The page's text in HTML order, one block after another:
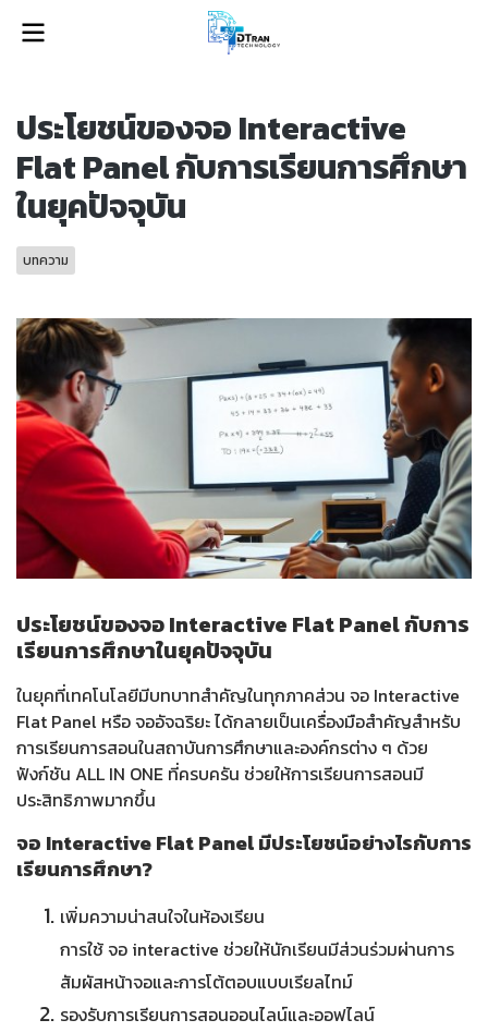
ประโยชน์ของจอ Interactive
Flat Panel กับการเรียนการศึกษา
ในยุคปัจจุบัน
บทความ
ประโยชน์ของจอ Interactive Flat Panel กับการ
เรียนการศึกษาในยุคปัจจุบัน
ในยุคที่เทคโนโลยีมีบทบาทสำคัญในทุกภาคส่วน จอ Interactive
Flat Panel หรือ จออัจฉริยะ ได้กลายเป็นเครื่องมือสำคัญสำหรับ
การเรียนการสอนในสถาบันการศึกษาและองค์กรต่าง ๆ ด้วย
ฟังก์ชัน ALL IN ONE ที่ครบครัน ช่วยให้การเรียนการสอนมี
ประสิทธิภาพมากขึ้น
จอ Interactive Flat Panel มีประโยชน์อย่างไรกับการ
เรียนการศึกษา?
เพิ่มความน่าสนใจในห้องเรียน
การใช้ จอ interactive ช่วยให้นักเรียนมีส่วนร่วมผ่านการ
สัมผัสหน้าจอและการโต้ตอบแบบเรียลไทม์
รองรับการเรียนการสอนออนไลน์และออฟไลน์